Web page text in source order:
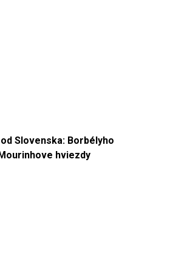
Slovenska: Borbélyho
hviezdy